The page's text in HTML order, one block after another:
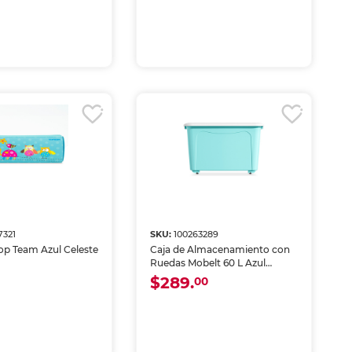
Team Azul Celeste
SKU: 100263289
Caja de Almacenamiento con
Ruedas Mobelt 60 L Azul
Celeste
$289.00